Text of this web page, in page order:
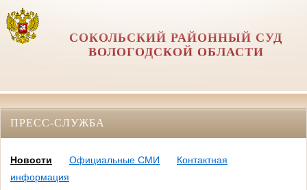
СОКОЛЬСКИЙ РАЙОННЫЙ СУД
ВОЛОГОДСКОЙ ОБЛАСТИ
ПРЕСС-СЛУЖБА
Новости Официальные СМИ
Контактная
информация